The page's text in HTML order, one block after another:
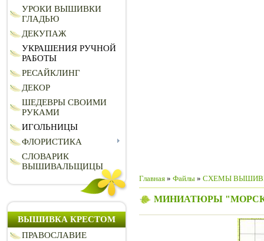
УРОКИ ВЫШИВКИ
ГЛАДЬЮ
ДЕКУПАЖ
УКРАШЕНИЯ РУЧНОЙ
РАБОТЫ
РЕСАЙКЛИНГ
ДЕКОР
ШЕДЕВРЫ СВОИМИ
РУКАМИ
ИГОЛЬНИЦЫ
ФЛОРИСТИКА
СЛОВАРИК
ВЫШИВАЛЬЩИЦЫ
ВЫШИВКА КРЕСТОМ
ПРАВОСЛАВИЕ
Главная » Файлы » СХЕМЫ
МИНИАТЮРЫ